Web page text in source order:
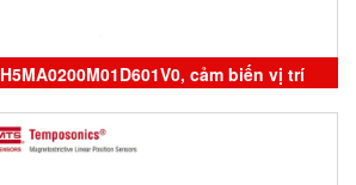
cảm biến vị trí
Temposonics vietnam, đại lý
Temposonics vietnam